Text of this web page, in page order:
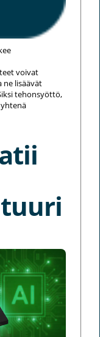
voivat
lisäävät
tehonsyöttö,